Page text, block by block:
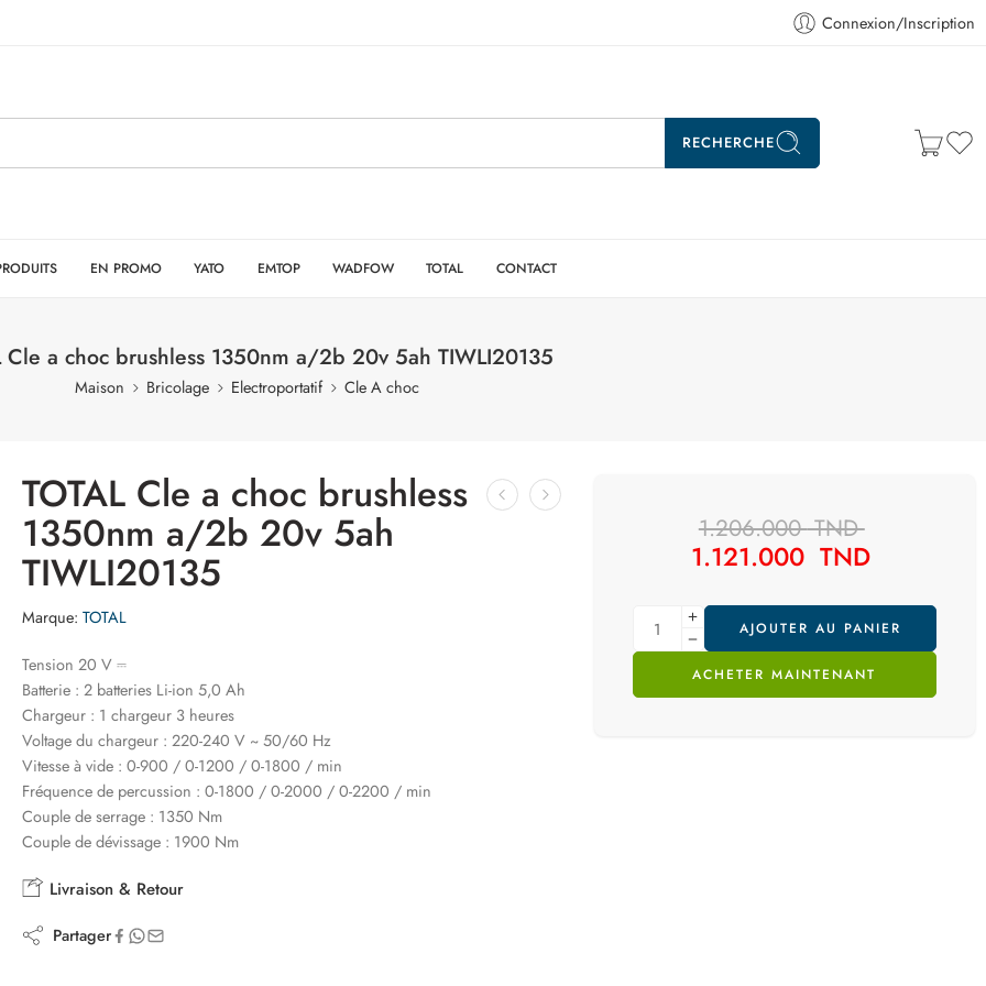
Connexion/Inscription
RECHERCHE
EN PROMO YATO EMTOP WADFOW TOTAL CONTACT
Cle a choc brushless 1350nm a/2b 20v 5ah TIWLI20135
Maison Bricolage Electroportatif Cle A choc
TOTAL Cle a choc brushless
1350nm a/2b 20v 5ah
TIWLI20135
Marque: TOTAL
Tension 20 V ⎓
Batterie : 2 batteries Li-ion 5,0 Ah
Chargeur : 1 chargeur 3 heures
Voltage du chargeur : 220-240 V ~ 50/60 Hz
Vitesse à vide : 0-900 / 0-1200 / 0-1800 / min
Fréquence de percussion : 0-1800 / 0-2000 / 0-2200 / min
Couple de serrage : 1350 Nm
Couple de dévissage : 1900 Nm
Livraison & Retour
Partager
1.206.000TND
1.121.000 TND
AJOUTER AU PANIER
ACHETER MAINTENANT